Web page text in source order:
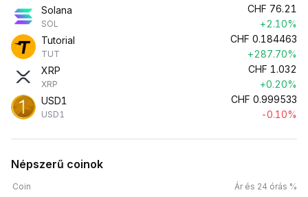
Solana
SOL
CHF 76.21
+2.10%
Tutorial
TUT
CHF 0.184463
+287.70%
XRP
XRP
CHF 1.032
+0.20%
USD1
USD1
CHF 0.999533
-0.10%
Népszerű coinok
Coin Ár és 24 órás %